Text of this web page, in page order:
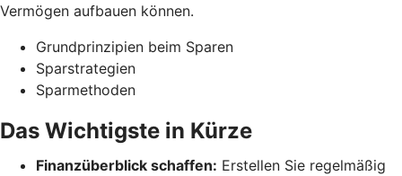
Vermögen aufbauen können.
Grundprinzipien beim Sparen
Sparstrategien
Sparmethoden
Das Wichtigste in Kürze
Finanzüberblick schaffen: Erstellen Sie regelmäßig